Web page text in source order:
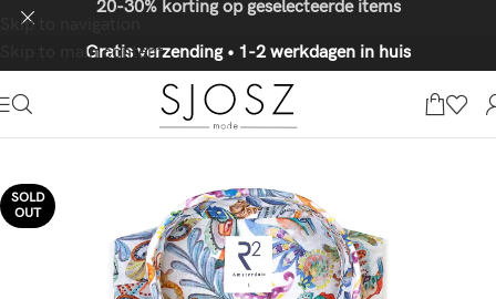
Skip to navigation
Skip to main content
20-30% korting op geselecteerde items
Gratis verzending • 1-2 werkdagen in huis
SOLD
OUT